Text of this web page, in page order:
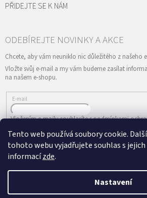
Tento web používá soubory cookie.
tohoto webu vyjadřujete souhlas s jejich
informacízde.
Nastavení
PŘIDEJTE SE K NÁM
Vložte svůj e-mail a my vám budeme zasílat
na našem e-shopu.
E-mail
Vložením e-mailu souhlasíte spodmínkami
PŘIHLÁSIT SE